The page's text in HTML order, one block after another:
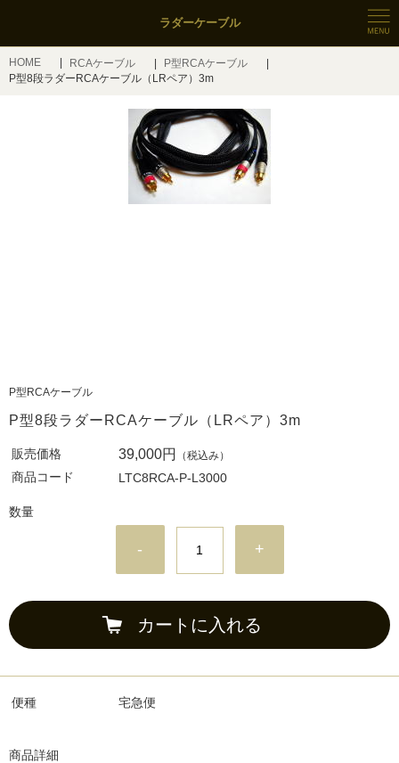
ラダーケーブル
HOME RCAケーブル
P型RCAケーブル
P型8段ラダーRCAケーブル（LRペア）3m
P型RCAケーブル
P型8段ラダーRCAケーブル（LRペア）3m
販売価格 39,000円 （税込み）
商品コード LTC8RCA-P-L3000
数量
- +
カートに入れる
便種 宅急便
商品詳細